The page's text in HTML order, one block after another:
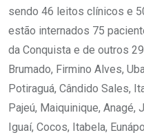
sendo 46 leitos clínicos e
estão internados 75
da Conquista e de outros
Brumado, Firmino Alves,
Potiraguá, Cândido Sales,
Pajeú, Maiquinique, Anagé,
Iguaí, Cocos, Itabela,